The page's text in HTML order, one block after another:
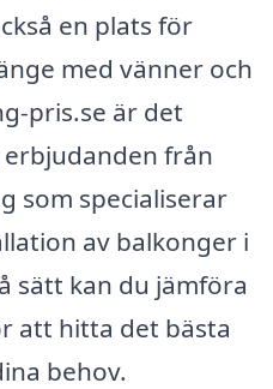
en plats för
med vänner och
pris.se är det
från
som specialiserar
av balkonger i
sätt kan du jämföra
att hitta det bästa
behov.